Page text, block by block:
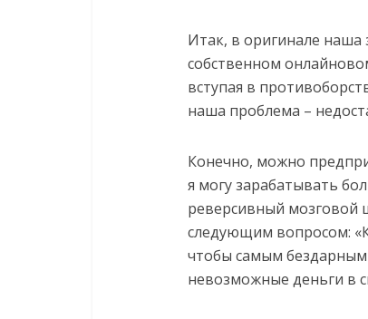
Итак, в оригинале наша
собственном
вступая в
наша проблема –
Конечно, можно
я могу зарабатывать
реверсивный мозговой
следующим вопросом:
чтобы самым
невозможные деньги в